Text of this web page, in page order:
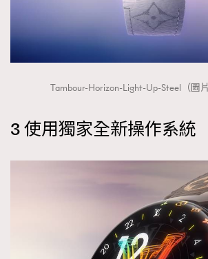
Tambour-Horizon-Light-Up-Steel（圖
3 使用獨家全新操作系統